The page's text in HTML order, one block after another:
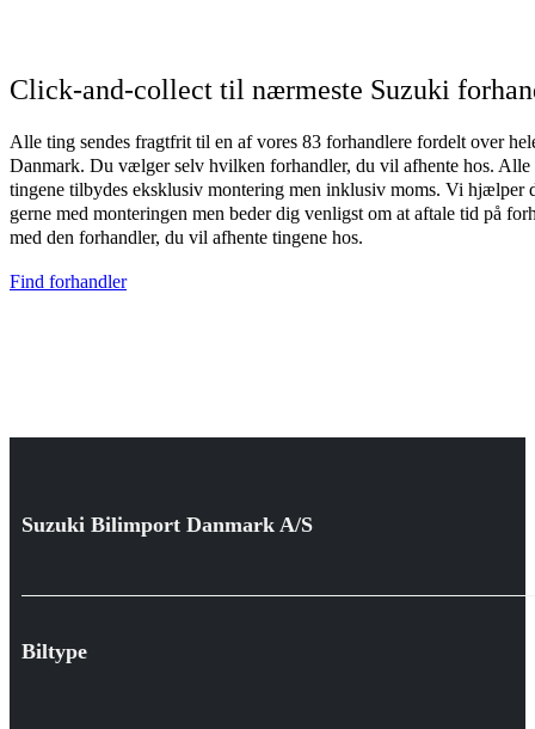
Click-and-collect til nærmeste Suzuki
Alle ting sendes fragtfrit til en af vores 83 forhandlere fordelt over
Danmark. Du vælger selv hvilken forhandler, du vil afhente hos. Alle
tingene tilbydes eksklusiv montering men inklusiv moms. Vi hjælper
gerne med monteringen men beder dig venligst om at aftale tid på
med den forhandler, du vil afhente tingene hos.
Find forhandler
Suzuki Bilimport Danmark A/S
Biltype